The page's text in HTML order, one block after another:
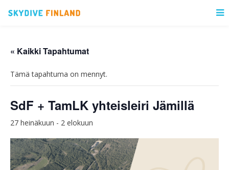
« Kaikki Tapahtumat
Tämä tapahtuma on mennyt.
SdF + TamLK yhteisleiri Jämillä
27 heinäkuun - 2 elokuun